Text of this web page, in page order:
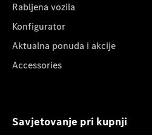
Rabljena vozila
Konfigurator
Aktualna ponuda i akcije
Accessories
Savjetovanje pri kupnji